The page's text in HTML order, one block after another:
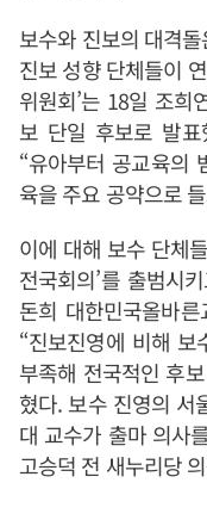
보수와 진보의 대격
진보 성향 단체들이
위원회’는 18일 조
보 단일 후보로 발
“유아부터 공교육의
육을 주요 공약으로
이에 대해 보수 단체
전국회의’를 출범시
돈희 대한민국올바
“진보진영에 비해
부족해 전국적인 후
혔다. 보수 진영의 서
대 교수가 출마 의사
고승덕 전 새누리당